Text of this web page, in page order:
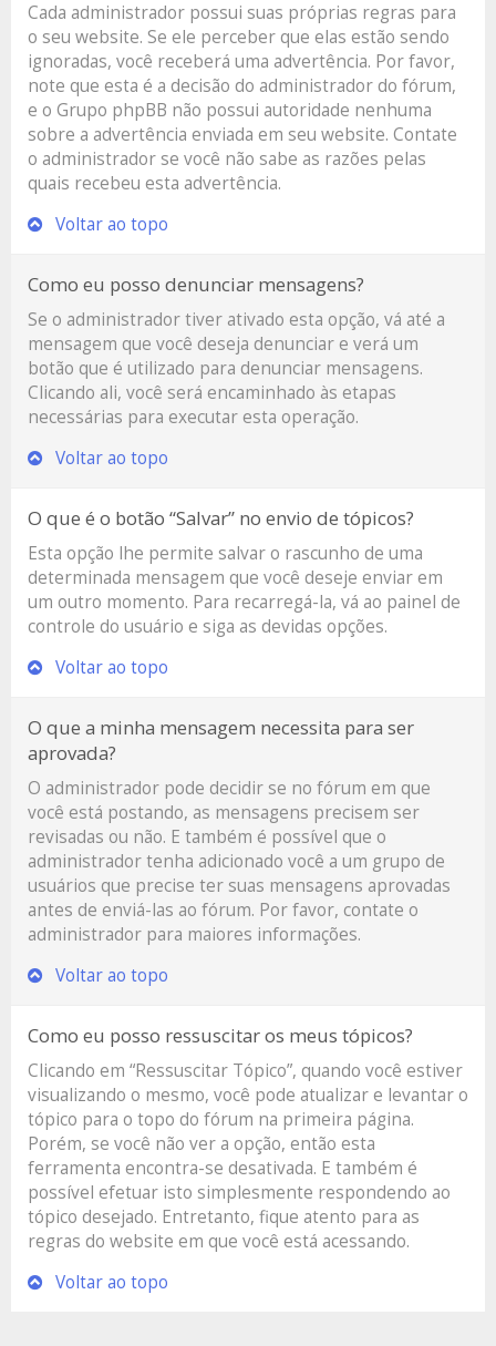
Cada administrador possui suas próprias regras para
o seu website. Se ele perceber que elas estão sendo
ignoradas, você receberá uma advertência. Por favor,
note que esta é a decisão do administrador do fórum,
e o Grupo phpBB não possui autoridade nenhuma
sobre a advertência enviada em seu website. Contate
o administrador se você não sabe as razões pelas
quais recebeu esta advertência.
Voltar ao topo
Como eu posso denunciar mensagens?
Se o administrador tiver ativado esta opção, vá até a
mensagem que você deseja denunciar e verá um
botão que é utilizado para denunciar mensagens.
Clicando ali, você será encaminhado às etapas
necessárias para executar esta operação.
Voltar ao topo
O que é o botão “Salvar” no envio de tópicos?
Esta opção lhe permite salvar o rascunho de uma
determinada mensagem que você deseje enviar em
um outro momento. Para recarregá-la, vá ao painel de
controle do usuário e siga as devidas opções.
Voltar ao topo
O que a minha mensagem necessita para ser
aprovada?
O administrador pode decidir se no fórum em que
você está postando, as mensagens precisem ser
revisadas ou não. E também é possível que o
administrador tenha adicionado você a um grupo de
usuários que precise ter suas mensagens aprovadas
antes de enviá-las ao fórum. Por favor, contate o
administrador para maiores informações.
Voltar ao topo
Como eu posso ressuscitar os meus tópicos?
Clicando em “Ressuscitar Tópico”, quando você estiver
visualizando o mesmo, você pode atualizar e levantar o
tópico para o topo do fórum na primeira página.
Porém, se você não ver a opção, então esta
ferramenta encontra-se desativada. E também é
possível efetuar isto simplesmente respondendo ao
tópico desejado. Entretanto, fique atento para as
regras do website em que você está acessando.
Voltar ao topo